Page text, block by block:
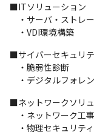
■ITソリューション
・サーバ・ストレ
・VDI環境構築
■サイバーセキュリ
・脆弱性診断
・デジタルフォレ
■ネットワークソリ
・ネットワーク工事
・物理セキュリティ